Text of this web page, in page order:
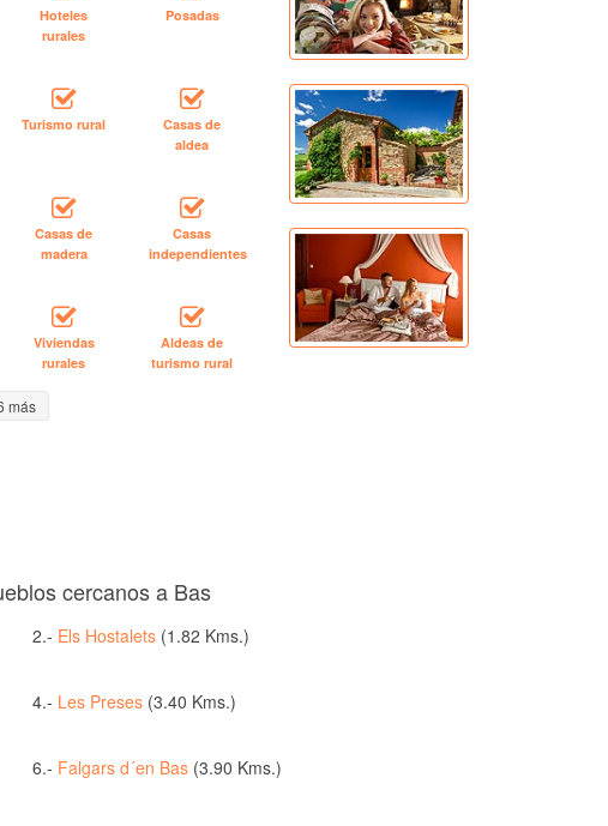
Hoteles
rurales
Posadas
Turismo rural
Casas de
aldea
Casas de
madera
Casas
independientes
Viviendas
rurales
Aldeas de
turismo rural
más
cercanos a Bas
2.- Els Hostalets (1.82 Kms.)
4.- Les Preses (3.40 Kms.)
6.- Falgars d´en Bas (3.90 Kms.)